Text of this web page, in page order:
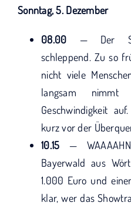
Sonntag, 5. Dezember
08.00 — Der
schleppend. Zu so
nicht viele
langsam nimmt
Geschwindigkeit
kurz vor der
10.15 —
Bayerwald aus
1.000 Euro und
klar, wer das